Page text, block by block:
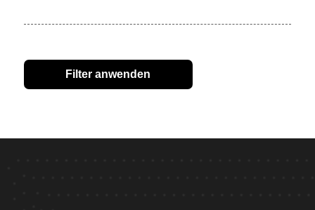
Filter anwenden